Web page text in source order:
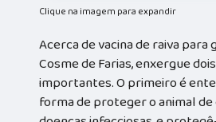
Clique na imagem para expandir
Acerca de vacina de raiva para
Cosme de Farias, enxergue
importantes. O primeiro é
forma de proteger o animal